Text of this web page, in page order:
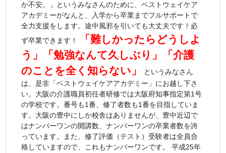
か不安。」というみなさんのために、ベストウェイケア
アカデミーがなんと、入学から卒業までフルサポートで
全力支援をします。途中風邪を引いても大丈夫です！必
ず卒業できます！
「難しかったらどうしよ
う」「勉強なんて久しぶり」「介護
のことを全く知らない」
というみなさん
は、是非「ベストウェイケアアカデミー」にお越し下さ
い。大阪の介護職員初任者研修では大阪府知事指定第1号
の学校です。番号も1番、修了者数も1番を目指していま
す。大阪の豊中にしか校舎はありませんが、豊中近辺で
はナンバーワンの開講数、ナンバーワンの卒業者数を誇
っています。また、修了評価（テスト）受験者は全員合
格していますので、これもナンバーワンです。 平成25年